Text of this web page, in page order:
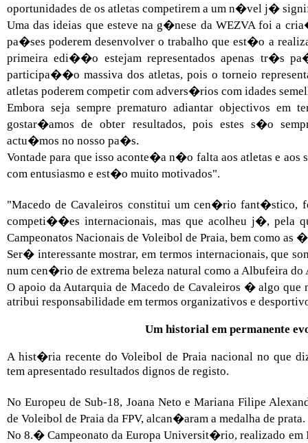
oportunidades de os atletas competirem a um n�vel j�
Uma das ideias que esteve na g�nese da WEZVA foi a
pa�ses poderem desenvolver o trabalho que est�o a
primeira edi��o estejam representados apenas tr�s
participa��o massiva dos atletas, pois o torneio
atletas poderem competir com advers�rios com idades
Embora seja sempre prematuro adiantar objectivos
gostar�amos de obter resultados, pois estes s�o
actu�mos no nosso pa�s.
Vontade para que isso aconte�a n�o falta aos atletas e aos
com entusiasmo e est�o muito motivados".
"Macedo de Cavaleiros constitui um cen�rio fant�stico,
competi��es internacionais, mas que acolheu j�, pela
Campeonatos Nacionais de Voleibol de Praia, bem como as
Ser� interessante mostrar, em termos internacionais, que
num cen�rio de extrema beleza natural como a Albufeira do
O apoio da Autarquia de Macedo de Cavaleiros � algo que
atribui responsabilidade em termos organizativos e
Um historial em permanente
A hist�ria recente do Voleibol de Praia nacional no que
tem apresentado resultados dignos de registo.
No Europeu de Sub-18, Joana Neto e Mariana Filipe
de Voleibol de Praia da FPV, alcan�aram a medalha de prata.
No 8.� Campeonato da Europa Universit�rio, realizado